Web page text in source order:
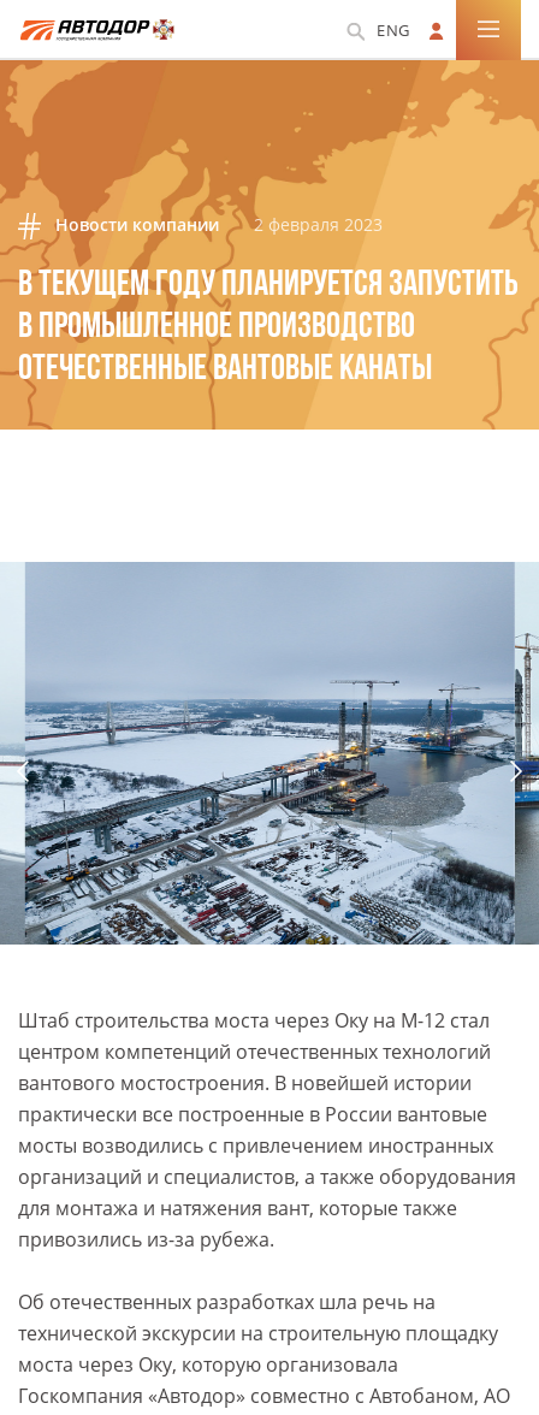
ENG
Новости компании 2 февраля 2023
В ТЕКУЩЕМ ГОДУ ПЛАНИРУЕТСЯ ЗАПУСТИТЬ
В ПРОМЫШЛЕННОЕ ПРОИЗВОДСТВО
ОТЕЧЕСТВЕННЫЕ ВАНТОВЫЕ КАНАТЫ
Штаб строительства моста через Оку на М-12 стал
центром компетенций отечественных технологий
вантового мостостроения. В новейшей истории
практически все построенные в России вантовые
мосты возводились с привлечением иностранных
организаций и специалистов, а также оборудования
для монтажа и натяжения вант, которые также
привозились из-за рубежа.
Об отечественных разработках шла речь на
технической экскурсии на строительную площадку
моста через Оку, которую организовала
Госкомпания «Автодор» совместно с Автобаном, АО